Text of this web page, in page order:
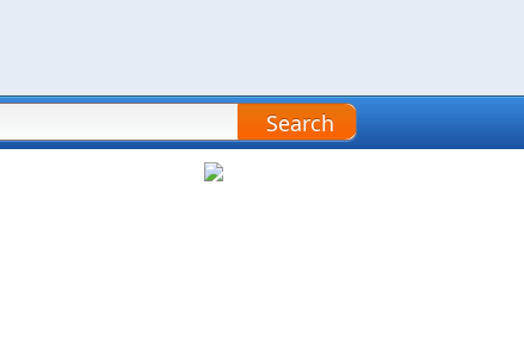
Search